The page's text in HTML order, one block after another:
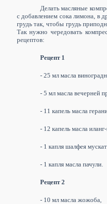
Делать масляные
с добавлением сока лимона, в
грудь так, чтобы грудь
Так нужно чередовать
рецептов:
Рецепт 1
- 25 мл масла
- 5 мл масла вечерней
- 11 капель масла
- 12 капель масла иланг-
- 1 капля шалфея
- 1 капля масла пачули.
Рецепт 2
- 10 мл масла жожоба,